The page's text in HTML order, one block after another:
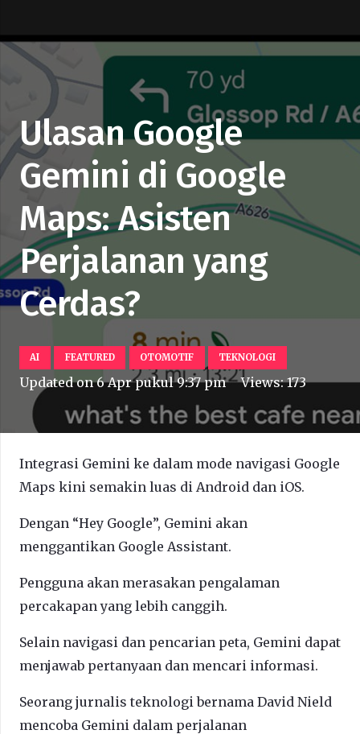
Ulasan Google
Gemini di Google
Maps: Asisten
Perjalanan yang
Cerdas?
AI FEATURED OTOMOTIF TEKNOLOGI
Updated on6 Apr pukul 9:37 pm Views:173
Integrasi Gemini ke dalam mode navigasi Google
Maps kini semakin luas di Android dan iOS.
Dengan “Hey Google”, Gemini akan
menggantikan Google Assistant.
Pengguna akan merasakan pengalaman
percakapan yang lebih canggih.
Selain navigasi dan pencarian peta, Gemini dapat
menjawab pertanyaan dan mencari informasi.
Seorang jurnalis teknologi bernama David Nield
mencoba Gemini dalam perjalanan